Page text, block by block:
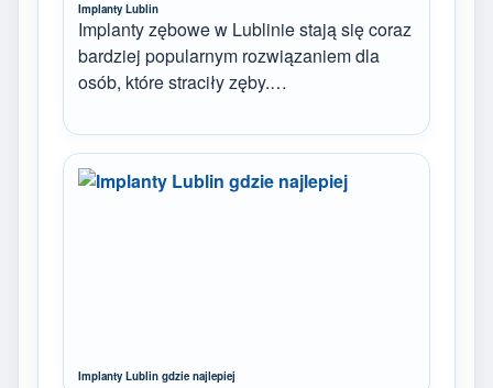
Implanty Lublin
Implanty zębowe w Lublinie stają się coraz
bardziej popularnym rozwiązaniem dla
osób, które straciły zęby.…
Implanty Lublin gdzie najlepiej